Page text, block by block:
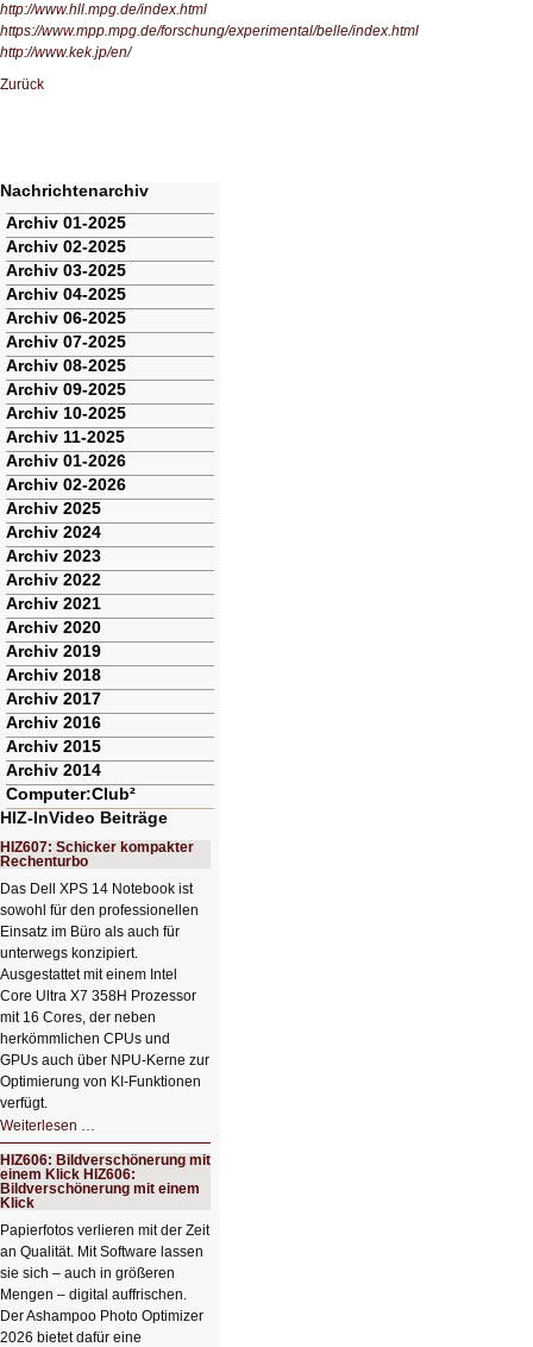
http://www.hll.mpg.de/index.html
https://www.mpp.mpg.de/forschung/experimental/belle/index.html
http://www.kek.jp/en/
Zurück
Nachrichtenarchiv
Navigation
überspringen
Archiv 01-2025
Archiv 02-2025
Archiv 03-2025
Archiv 04-2025
Archiv 06-2025
Archiv 07-2025
Archiv 08-2025
Archiv 09-2025
Archiv 10-2025
Archiv 11-2025
Archiv 01-2026
Archiv 02-2026
Archiv 2025
Archiv 2024
Archiv 2023
Archiv 2022
Archiv 2021
Archiv 2020
Archiv 2019
Archiv 2018
Archiv 2017
Archiv 2016
Archiv 2015
Archiv 2014
Computer:Club²
HIZ-InVideo Beiträge
HIZ607: Schicker kompakter
Rechenturbo
Das Dell XPS 14 Notebook ist
sowohl für den professionellen
Einsatz im Büro als auch für
unterwegs konzipiert.
Ausgestattet mit einem Intel
Core Ultra X7 358H Prozessor
mit 16 Cores, der neben
herkömmlichen CPUs und
GPUs auch über NPU-Kerne zur
Optimierung von KI-Funktionen
verfügt.
Weiterlesen …
Schicker
kompakter
Rechenturbo
HIZ606: Bildverschönerung mit
einem Klick HIZ606:
Bildverschönerung mit einem
Klick
Papierfotos verlieren mit der Zeit
an Qualität. Mit Software lassen
sie sich – auch in größeren
Mengen – digital auffrischen.
Der Ashampoo Photo Optimizer
2026 bietet dafür eine